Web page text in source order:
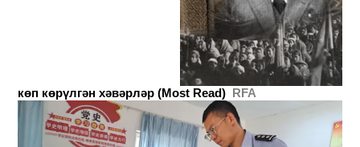
көп көрүлгән хәвәрләр (Most Read) RFA